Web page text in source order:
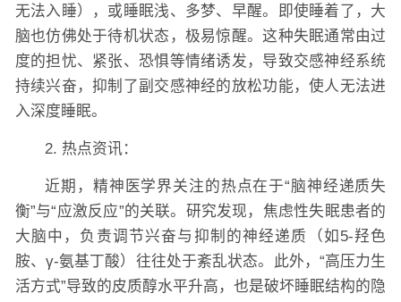
无法入睡），或睡眠浅、多梦、早醒。即使睡着了，大
脑也仿佛处于待机状态，极易惊醒。这种失眠通常由过
度的担忧、紧张、恐惧等情绪诱发，导致交感神经系统
持续兴奋，抑制了副交感神经的放松功能，使人无法进
入深度睡眠。
2. 热点资讯：
近期，精神医学界关注的热点在于“脑神经递质失
衡”与“应激反应”的关联。研究发现，焦虑性失眠患者的
大脑中，负责调节兴奋与抑制的神经递质（如5-羟色
胺、γ-氨基丁酸）往往处于紊乱状态。此外，“高压力生
活方式”导致的皮质醇水平升高，也是破坏睡眠结构的隐